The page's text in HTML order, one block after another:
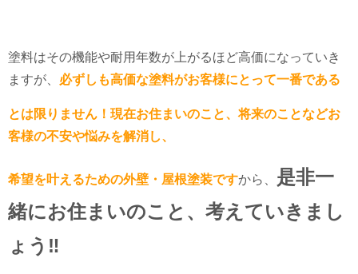
塗料はその機能や耐用年数が上がるほど高価になっていき
ますが、 必ずしも高価な塗料がお客様にとって一番である
とは限りません！ 現在お住まいのこと、将来のことなどお
客様の不安や悩みを解消し、
希望を叶えるための外壁・屋根塗装ですから、 是非一
緒にお住まいのこと、考えていきまし
ょう‼